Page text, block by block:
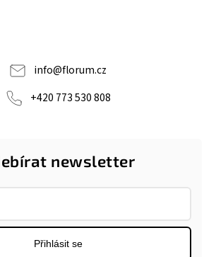
info@florum.cz
+420 773 530 808
newsletter
Přihlásit se